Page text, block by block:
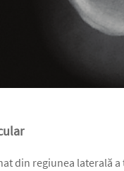
din regiunea laterală